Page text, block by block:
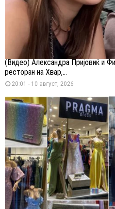
(Видео) Александра Пријовиќ и
ресторан на Хвар,...
20:01 - 10 август, 2026